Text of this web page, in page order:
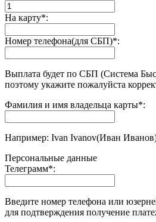
На карту*:
Номер телефона(для СБП)*:
Выплата будет по СБП (Система
поэтому укажите пожалуйста
Фамилия и имя владельца карты*:
Например: Ivan Ivanov(Иван
Персональные данные
Телеграмм*:
Введите номер телефона или
для подтверждения получение